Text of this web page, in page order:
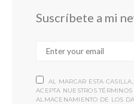
Suscríbete a mi
AL MARCAR ESTA
ACEPTA NUESTROS
ALMACENAMIENTO DE LOS